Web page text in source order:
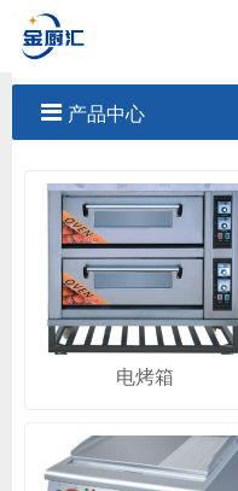
产品中心
电烤箱